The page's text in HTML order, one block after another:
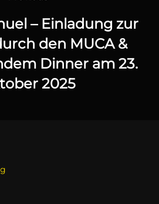
– Einladung zur
den MUCA &
Dinner am 23.
2025